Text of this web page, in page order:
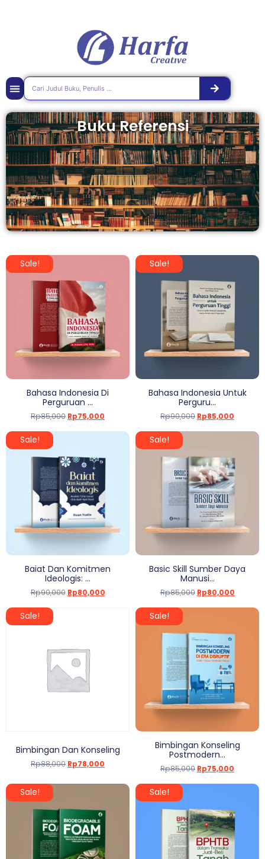
Buku Referensi
Sale!
Bahasa Indonesia Di
Perguruan ...
Rp85,000 Rp75,000
Sale!
Bahasa Indonesia Untuk
Perguru...
Rp90,000 Rp85,000
Sale!
Baiat Dan Komitmen
Ideologis: ...
Rp90,000 Rp80,000
Sale!
Basic Skill Sumber Daya
Manusi...
Rp85,000 Rp80,000
Sale!
Bimbingan Dan Konseling
Rp88,000 Rp78,000
Sale!
Bimbingan Konseling
Postmodern...
Rp85,000 Rp75,000
Sale! Sale!